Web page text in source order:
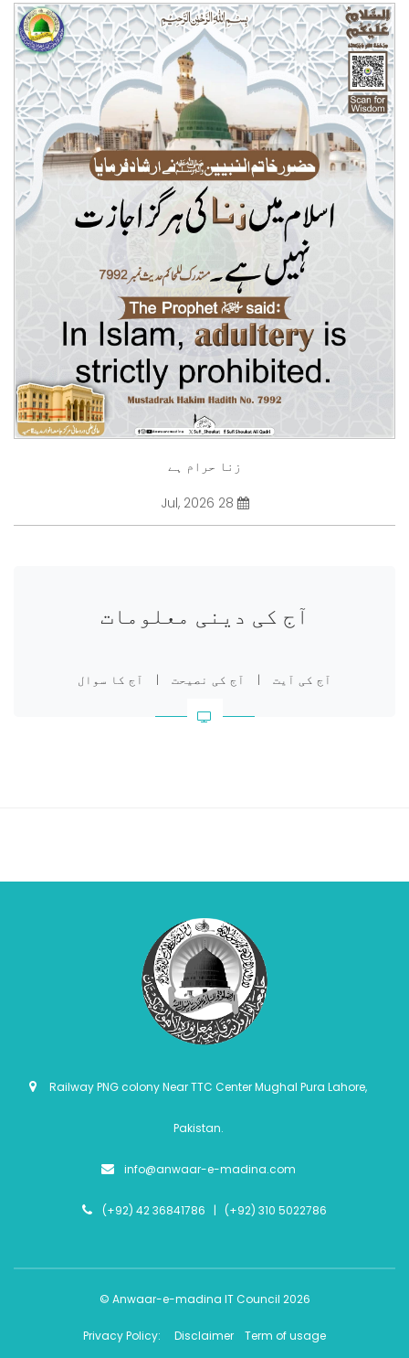
زنا حرام ہے
آج کی دینی معلومات
آج کی آیت | آج کی نصیحت | آج کا سوال
Railway PNG colony Near TTC Center Mughal Pura Lahore,
Pakistan.
info@anwaar-e-madina.com
(+92) 42 36841786 | (+92) 310 5022786
© Anwaar-e-madina IT Council 2026
Privacy Policy: Disclaimer Term of usage